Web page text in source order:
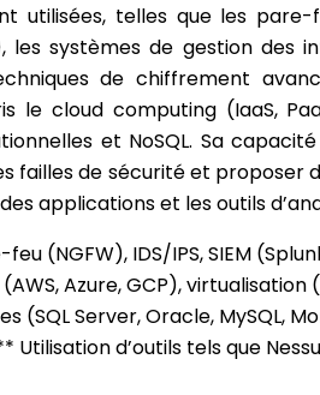
utilisées, telles que les
les systèmes de gestion
de chiffrement
cloud computing (IaaS,
et NoSQL. Sa
failles de sécurité et
applications et les outils
(NGFW), IDS/IPS, SIEM
Azure, GCP),
(SQL Server, Oracle, MySQL,
d’outils tels que